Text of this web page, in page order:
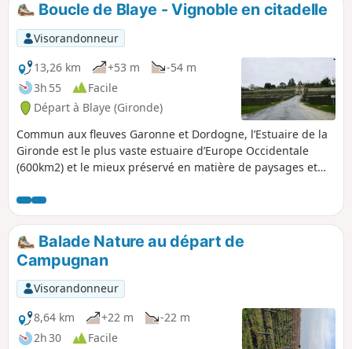
p
Boucle de Blaye - Vignoble en citadelle
Visorandonneur
13,26 km
+53 m
-54 m
3h 55
Facile
Départ à Blaye (Gironde)
Commun aux fleuves Garonne et Dordogne, l’Estuaire de la
Gironde est le plus vaste estuaire d’Europe Occidentale
(600km2) et le mieux préservé en matière de paysages et
Côtes de Blaye, cet estuaire abrite de nombreuses îles
habitées ou sauvages à visiter.
Balade Nature au départ de
Campugnan
Visorandonneur
8,64 km
+22 m
-22 m
2h 30
Facile